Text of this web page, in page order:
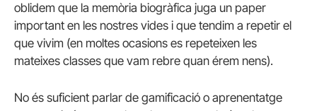
oblidem que la memòria biogràfica juga un paper
important en les nostres vides i que tendim a repetir el
que vivim (en moltes ocasions es repeteixen les
mateixes classes que vam rebre quan érem nens).
No és suficient parlar de gamificació o aprenentatge